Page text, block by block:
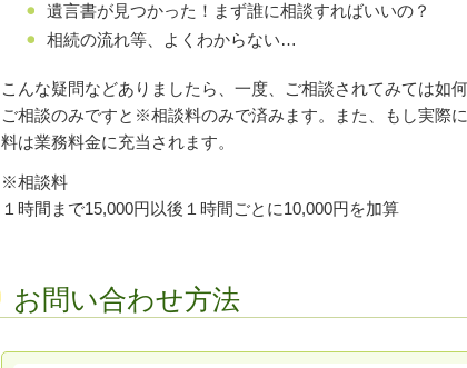
遺言書が見つかった！まず誰に相談すればいいの？
相続の流れ等、よくわからない…
こんな疑問などありましたら、一度、ご相談されてみては如
ご相談のみですと※相談料のみで済みます。
また、もし実際
料は業務料金に充当されます。
※相談料
１時間まで15,000円以後１時間ごとに10,000円を加算
お問い合わせ方法